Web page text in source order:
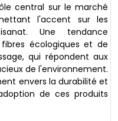
central sur le marché
l'accent sur les
Une tendance
écologiques et de
qui répondent aux
de l'environnement.
envers la durabilité et
de ces produits